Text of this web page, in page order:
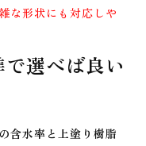
な形状にも対応しや
選べば良い
含水率と上塗り樹脂